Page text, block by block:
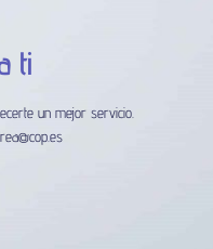
ti
un mejor servicio.